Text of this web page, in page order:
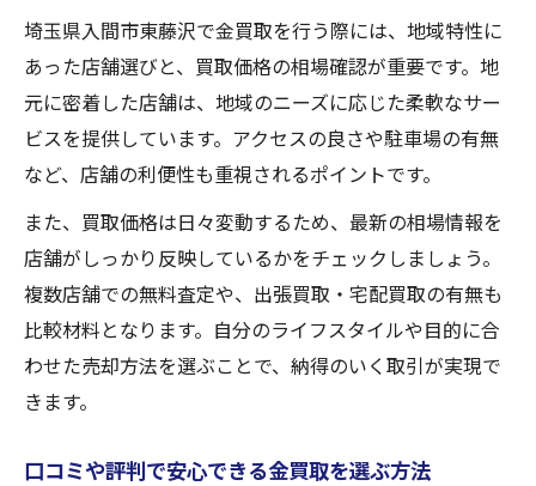
埼玉県入間市東藤沢で金買取を行う際には、地域特性に
あった店舗選びと、買取価格の相場確認が重要です。地
元に密着した店舗は、地域のニーズに応じた柔軟なサー
ビスを提供しています。アクセスの良さや駐車場の有無
など、店舗の利便性も重視されるポイントです。
また、買取価格は日々変動するため、最新の相場情報を
店舗がしっかり反映しているかをチェックしましょう。
複数店舗での無料査定や、出張買取・宅配買取の有無も
比較材料となります。自分のライフスタイルや目的に合
わせた売却方法を選ぶことで、納得のいく取引が実現で
きます。
口コミや評判で安心できる金買取を選ぶ方法